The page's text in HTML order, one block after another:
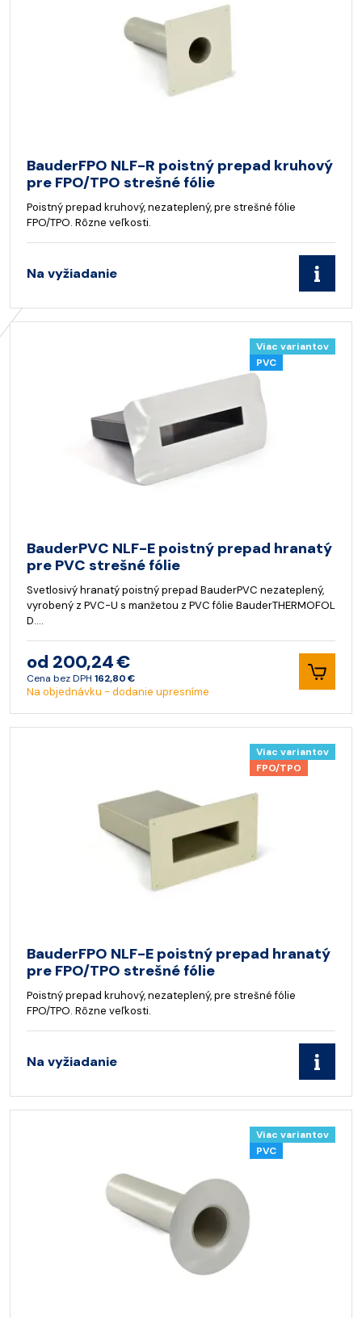
BauderFPO NLF-R poistný prepad kruhový
pre FPO/TPO strešné fólie
Poistný prepad kruhový, nezateplený, pre strešné fólie
FPO/TPO. Rôzne veľkosti.
Na vyžiadanie
Viac variantov
PVC
BauderPVC NLF-E poistný prepad hranatý
pre PVC strešné fólie
Svetlosivý hranatý poistný prepad BauderPVC nezateplený,
vyrobený z PVC-U s manžetou z PVC fólie BauderTHERMOFOL
D.…
od 200,24 €
Cena bez DPH 162,80 €
Na objednávku - dodanie upresníme
Viac variantov
FPO/TPO
BauderFPO NLF-E poistný prepad hranatý
pre FPO/TPO strešné fólie
Poistný prepad kruhový, nezateplený, pre strešné fólie
FPO/TPO. Rôzne veľkosti.
Na vyžiadanie
Viac variantov
PVC